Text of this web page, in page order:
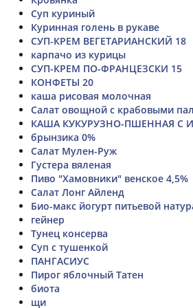
Суп куриный
Куринная голень в рукаве
СУП-КРЕМ ВЕГЕТАРИАНСКИЙ 18
карпачо из курицы
СУП-КРЕМ ПО-ФРАНЦЕЗСКИ 15
КОНФЕТЫ 20
каша рисовая молочная
Салат овощной с крабовыми
КАША КУКУРУЗНО-ПШЕННАЯ С
брынзика 0%
Салат Мулен-Руж
Густера вяленая
Пиво "Хамовники" венское 4,5%
Салат Лонг Айленд
Био-макс йогурт питьевой
гейнер
Тунец консерва
Суп с тушенкой
ПАНГАСИУС
Пирог яблочный Татен
биота
щи